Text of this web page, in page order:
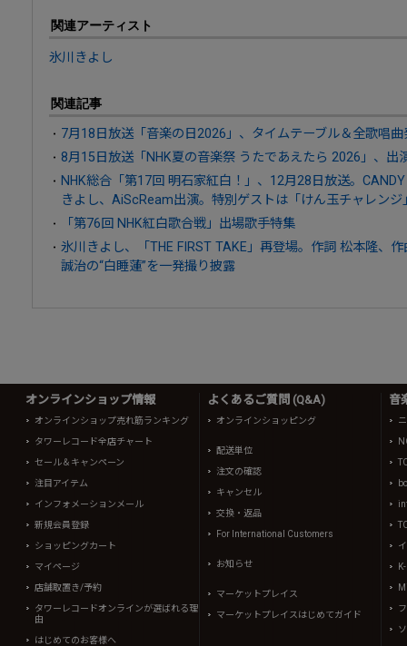
関連アーティスト
氷川きよし
関連記事
7月18日放送「音楽の日2026」、タイムテーブル＆全歌唱曲
8月15日放送「NHK夏の音楽祭 うたであえたら 2026」、出
NHK総合「第17回 明石家紅白！」、12月28日放送。
きよし、AiScReam出演。特別ゲストは「けん玉チャレンジ
「第76回 NHK紅白歌合戦」出場歌手特集
氷川きよし、「THE FIRST TAKE」再登場。作詞 松本隆、
誠治の“白睡蓮”を一発撮り披露
オンラインショップ情報
オンラインショップ売れ筋ランキング
タワーレコード全店チャート
セール＆キャンペーン
注目アイテム
インフォメーションメール
新規会員登録
ショッピングカート
マイページ
店舗取置き/予約
タワーレコードオンラインが選ばれる理
由
はじめてのお客様へ
よくあるご質問 (Q&A)
オンラインショッピング
配送単位
注文の確認
キャンセル
交換・返品
For International Customers
お知らせ
マーケットプレイス
マーケットプレイスはじめてガイド
音